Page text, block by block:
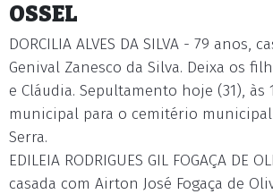
OSSEL
DORCILIA ALVES DA SILVA - 79 anos,
Genival Zanesco da Silva. Deixa os
e Cláudia. Sepultamento hoje (31), às
municipal para o cemitério municipal
Serra.
EDILEIA RODRIGUES GIL FOGAÇA DE
casada com Airton José Fogaça de